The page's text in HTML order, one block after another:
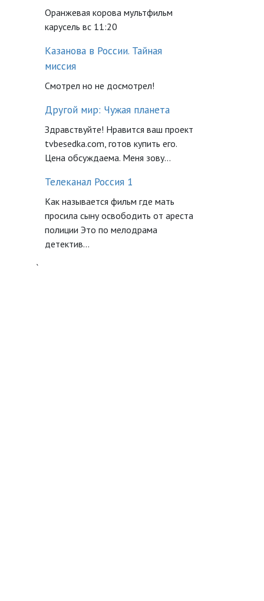
Оранжевая корова мультфильм
карусель вс 11:20
Казанова в России. Тайная
миссия
Смотрел но не досмотрел!
Другой мир: Чужая планета
Здравствуйте! Нравится ваш проект
tvbesedka.com, готов купить его.
Цена обсуждаема. Меня зову...
Телеканал Россия 1
Как называется фильм где мать
просила сыну освободить от ареста
полиции Это по мелодрама
детектив...
`